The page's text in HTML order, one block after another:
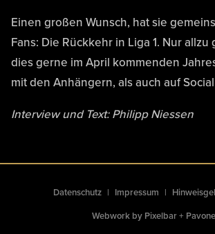
Einen großen Wunsch, hat sie
Fans: Die Rückkehr in Liga 1. Nur
dies gerne im April kommenden
mit den Anhängern, als auch auf
Interview und Text: Philipp Niessen
Datenschutz Impressum
Webwork by Pixelbar+